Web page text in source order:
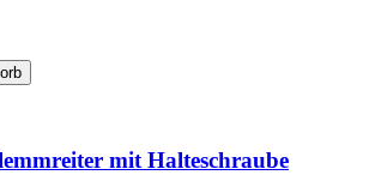
mit Halteschraube